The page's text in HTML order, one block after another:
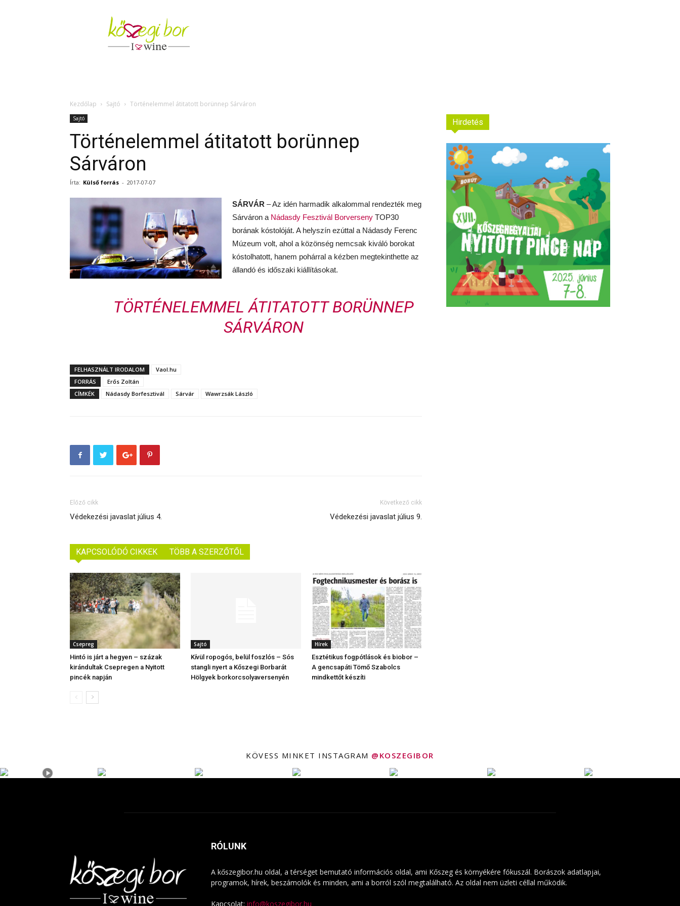
Kőszegi
Kezdőlap Sajtó Történelemmel átitatott borünnep Sárváron
Sajtó
Történelemmel átitatott borünnep
Sárváron
Írta: Külső forrás - 2017-07-07
SÁRVÁR – Az idén harmadik alkalommal rendezték meg
Sárváron a Nádasdy Fesztivál Borverseny TOP30
borának kóstolóját. A helyszín ezúttal a Nádasdy Ferenc
Múzeum volt, ahol a közönség nemcsak kiváló borokat
kóstolhatott, hanem pohárral a kézben megtekinthette az
állandó és időszaki kiállításokat.
TÖRTÉNELEMMEL ÁTITATOTT BORÜNNEP
SÁRVÁRON
FELHASZNÁLT IRODALOM
Vaol.hu
FORRÁS
Erős Zoltán
CÍMKÉK
Nádasdy Borfesztivál Sárvár Wawrzsák László
Előző cikk
Védekezési javaslat július 4.
Következő cikk
Védekezési javaslat július 9.
KAPCSOLÓDÓ CIKKEK TÖBB A SZERZŐTŐL
Csepreg
Hintó is járt a hegyen – százak
kirándultak Csepregen a Nyitott
pincék napján
Sajtó
Kívül ropogós, belül foszlós – Sós
stangli nyert a Kőszegi Borbarát
Hölgyek borkorcsolyaversenyén
Hírek
Esztétikus fogpótlások és biobor –
A gencsapáti Tömő Szabolcs
mindkettőt készíti
Hirdetés
KÖVESS MINKET INSTAGRAM @KOSZEGIBOR
RÓLUNK
A kőszegibor.hu oldal, a térséget bemutató információs oldal, ami Kőszeg és környékére fókuszál. Borászok adatlapjai,
programok, hírek, beszámolók és minden, ami a borról szól megtalálható. Az oldal nem üzleti céllal működik.
Kapcsolat: info@koszegibor.hu